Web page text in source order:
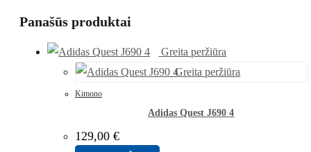
Panašūs produktai
Greita peržiūra
Greita peržiūra
Kimono
Adidas Quest J690 4
129,00 €